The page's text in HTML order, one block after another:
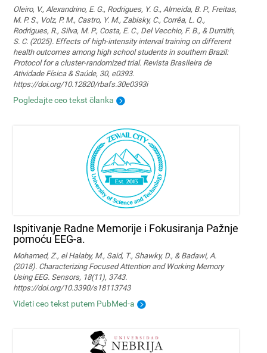
Oleiro, V., Alexandrino, E. G., Rodrigues, Y. G., Almeida, B. P., Freitas,
M. P. S., Volz, P. M., Castro, Y. M., Zabisky, C., Corrêa, L. Q.,
Rodrigues, R., Silva, M. P., Costa, E. C., Del Vecchio, F. B., & Dumith,
S. C. (2025). Effects of high-intensity interval training on different
health outcomes among high school students in southern Brazil:
Protocol for a cluster-randomized trial. Revista Brasileira de
Atividade Física & Saúde, 30, e0393.
https://doi.org/10.12820/rbafs.30e0393i
Pogledajte ceo tekst članka
Ispitivanje Radne Memorije i Fokusiranja Pažnje
pomoću EEG-a.
Mohamed, Z., el Halaby, M., Said, T., Shawky, D., & Badawi, A.
(2018). Characterizing Focused Attention and Working Memory
Using EEG. Sensors, 18(11), 3743.
https://doi.org/10.3390/s18113743
Videti ceo tekst putem PubMed-a